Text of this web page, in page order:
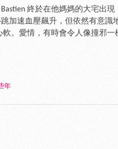
終於在他媽媽的大宅出
加速血壓飆升，但依然有意識
。愛情，有時會令人像撞邪
年